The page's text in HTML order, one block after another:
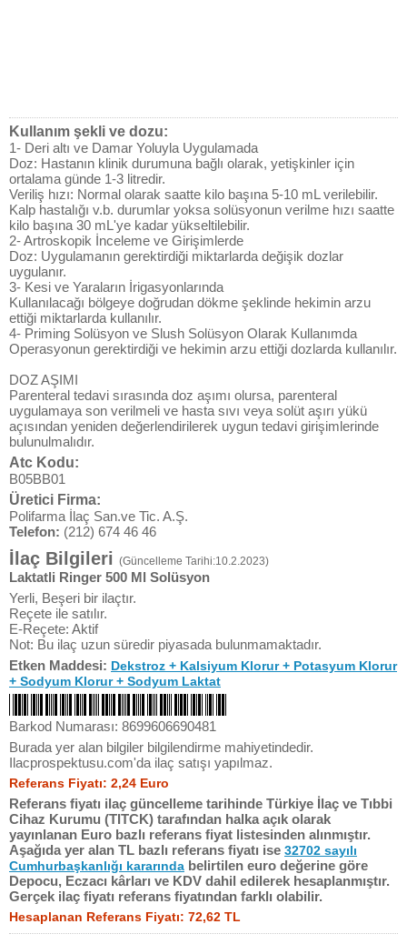
Kullanım şekli ve dozu:
1- Deri altı ve Damar Yoluyla Uygulamada
Doz: Hastanın klinik durumuna bağlı olarak, yetişkinler için
ortalama günde 1-3 litredir.
Veriliş hızı: Normal olarak saatte kilo başına 5-10 mL verilebilir.
Kalp hastalığı v.b. durumlar yoksa solüsyonun verilme hızı saatte
kilo başına 30 mL'ye kadar yükseltilebilir.
2- Artroskopik İnceleme ve Girişimlerde
Doz: Uygulamanın gerektirdiği miktarlarda değişik dozlar
uygulanır.
3- Kesi ve Yaraların İrigasyonlarında
Kullanılacağı bölgeye doğrudan dökme şeklinde hekimin arzu
ettiği miktarlarda kullanılır.
4- Priming Solüsyon ve Slush Solüsyon Olarak Kullanımda
Operasyonun gerektirdiği ve hekimin arzu ettiği dozlarda kullanılır.
DOZ AŞIMI
Parenteral tedavi sırasında doz aşımı olursa, parenteral
uygulamaya son verilmeli ve hasta sıvı veya solüt aşırı yükü
açısından yeniden değerlendirilerek uygun tedavi girişimlerinde
bulunulmalıdır.
Atc Kodu:
B05BB01
Üretici Firma:
Polifarma İlaç San.ve Tic. A.Ş.
Telefon: (212) 674 46 46
İlaç Bilgileri (Güncelleme Tarihi:10.2.2023)
Laktatli Ringer 500 Ml Solüsyon
Yerli, Beşeri bir ilaçtır.
Reçete ile satılır.
E-Reçete: Aktif
Not: Bu ilaç uzun süredir piyasada bulunmamaktadır.
Etken Maddesi: Dekstroz + Kalsiyum Klorur + Potasyum Klorur
+ Sodyum Klorur + Sodyum Laktat
Barkod Numarası: 8699606690481
Burada yer alan bilgiler bilgilendirme mahiyetindedir.
Ilacprospektusu.com'da ilaç satışı yapılmaz.
Referans Fiyatı: 2,24 Euro
Referans fiyatı ilaç güncelleme tarihinde Türkiye İlaç ve Tıbbi
Cihaz Kurumu (TITCK) tarafından halka açık olarak
yayınlanan Euro bazlı referans fiyat listesinden alınmıştır.
Aşağıda yer alan TL bazlı referans fiyatı ise 32702 sayılı
Cumhurbaşkanlığı kararında belirtilen euro değerine göre
Depocu, Eczacı kârları ve KDV dahil edilerek hesaplanmıştır.
Gerçek ilaç fiyatı referans fiyatından farklı olabilir.
Hesaplanan Referans Fiyatı: 72,62 TL